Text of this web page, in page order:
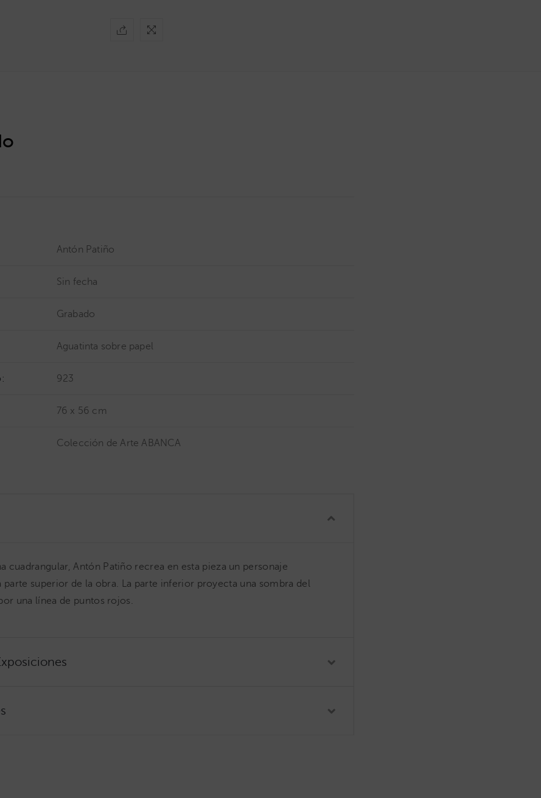
Antón Patiño
Sin fecha
Grabado
Aguatinta sobre papel
923
76 x 56 cm
Colección de Arte ABANCA
cuadrangular, Antón Patiño recrea en esta pieza un personaje
parte superior de la obra. La parte inferior proyecta una sombra del
una línea de puntos rojos.